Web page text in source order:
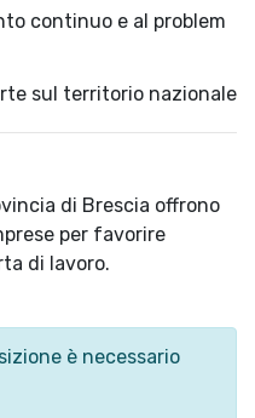
continuo e al problem
sul territorio nazionale
di Brescia offrono
per favorire
di lavoro.
è necessario